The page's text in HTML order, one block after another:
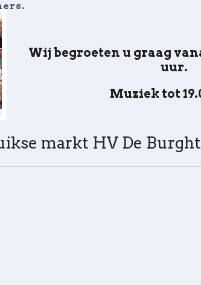
Wij begroeten u graag
uur.
Muziek tot
markt HV De